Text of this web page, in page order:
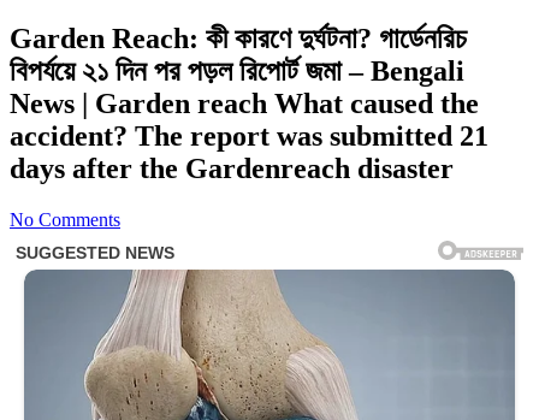
Garden Reach: কী কারণে দুর্ঘটনা? গার্ডেনরিচ
বিপর্যয়ে ২১ দিন পর পড়ল রিপোর্ট জমা – Bengali
News | Garden reach What caused the
accident? The report was submitted 21
days after the Gardenreach disaster
No Comments